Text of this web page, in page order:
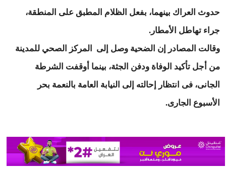
حدوث العراك بينهما، بفعل الظلام المطبق على المنطقة،
جراء تهاطل الأمطار.
وقالت المصادر إن الضحية وصل إلى المركز الصحي للمدينة
من أجل تأكيد الوفاة ودفن الجثة، بينما أوقفت الشرطة
الجانى، فى انتظار إحالته إلى النيابة العامة بالنعمة بحر
الأسبوع الجارى.